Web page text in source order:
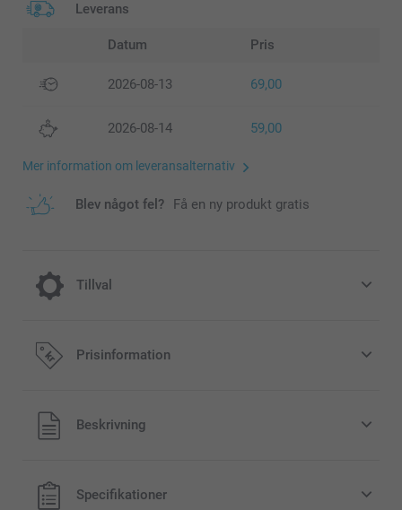
Leverans
Datum Pris
2026-08-13 69,00
2026-08-14 59,00
Mer information om leveransalternativ
Blev något fel? Få en ny produkt gratis
Tillval
Lägg till en Miffy-sparbössa till din
beställning
189,00/styck
Kan användas som dekoration i barnrummet
Prisinformation
Alla priser är i svenska kronor (SEK), inklusive moms och
exklusive porto.
Beskrivning
Specifikationer